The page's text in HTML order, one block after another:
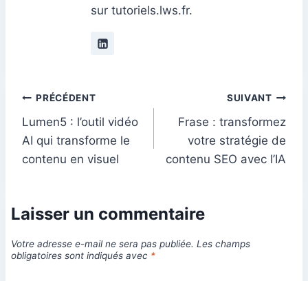
sur tutoriels.lws.fr.
Navigation
de
l’article
PRÉCÉDENT
Lumen5 : l’outil vidéo
AI qui transforme le
contenu en visuel
SUIVANT
Frase : transformez
votre stratégie de
contenu SEO avec l’IA
Laisser un commentaire
Votre adresse e-mail ne sera pas publiée. Les champs
obligatoires sont indiqués avec *